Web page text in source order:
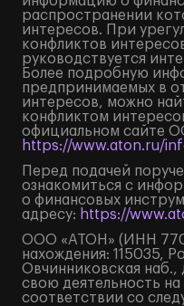
распространении
интересов. При
конфликтов
руководствуется
Более подробную
предпринимаемых в
интересов, можно
конфликтом
официальном сайте
https://www.aton.ru/
Перед подачей
ознакомиться с
о финансовых
адресу: https://
ООО «АТОН» (ИНН
нахождения: 115035,
Овчинниковская наб.,
свою деятельность
соответствии со